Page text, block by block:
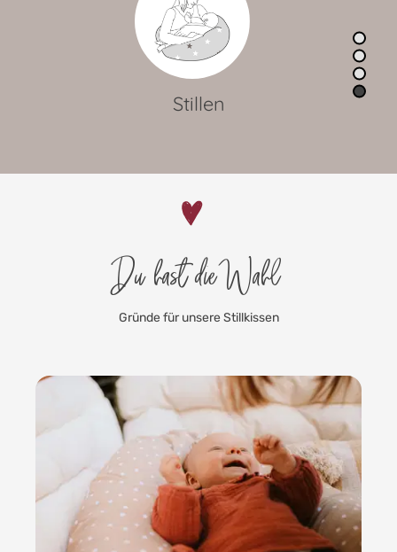
Lagerungskissen
Du hast die Wahl
Gründe für unsere Stillkissen